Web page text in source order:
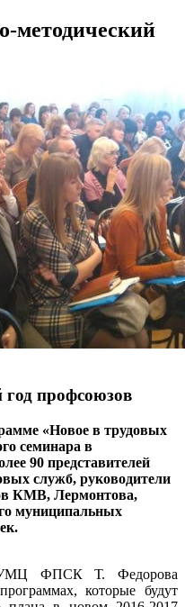
методический
профсоюзов
«Новое в трудовых
семинара в
90 представителей
служб, руководители
КМВ, Лермонтова,
муниципальных
УМЦ ФПСК Т. Федорова
которые будут